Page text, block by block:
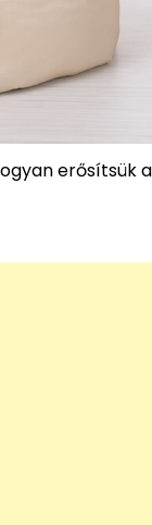
erősítsük a